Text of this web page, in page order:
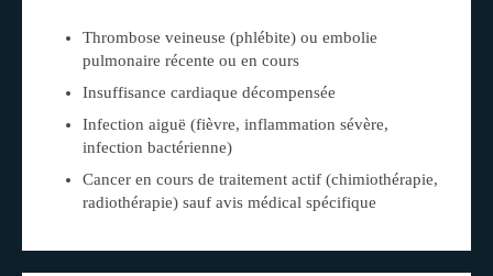
Thrombose veineuse (phlébite) ou embolie
pulmonaire récente ou en cours
Insuffisance cardiaque décompensée
Infection aiguë (fièvre, inflammation sévère,
infection bactérienne)
Cancer en cours de traitement actif (chimiothérapie,
radiothérapie) sauf avis médical spécifique